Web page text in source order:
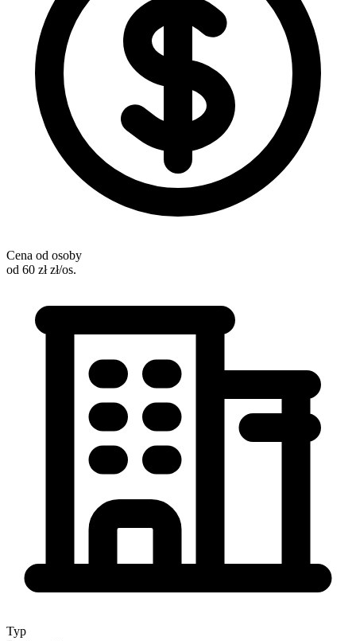
Cena od osoby
od 60 zł zł/os.
Typ